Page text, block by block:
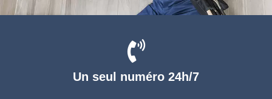
Un seul numéro 24h/7